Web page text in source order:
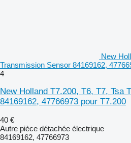
New
Transmission Sensor 84169162,
4
New Holland T7.200, T6, T7, Tsa
84169162, 47766973 pour T7.200
40 €
Autre pièce détachée électrique
84169162, 47766973